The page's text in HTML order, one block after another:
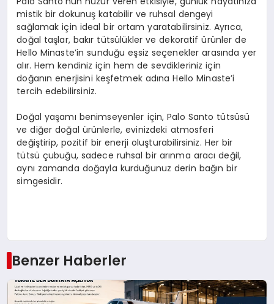
mistik bir dokunuş katabilir ve ruhsal dengeyi
sağlamak için ideal bir ortam yaratabilirsiniz. Ayrıca,
doğal taşlar, bakır tütsülükler ve dekoratif ürünler de
Hello Minaste’in sunduğu eşsiz seçenekler arasında yer
alır. Hem kendiniz için hem de sevdikleriniz için
doğanın enerjisini keşfetmek adına Hello Minaste’i
tercih edebilirsiniz.
Doğal yaşamı benimseyenler için, Palo Santo tütsüsü
ve diğer doğal ürünlerle, evinizdeki atmosferi
değiştirip, pozitif bir enerji oluşturabilirsiniz. Her bir
tütsü çubuğu, sadece ruhsal bir arınma aracı değil,
aynı zamanda doğayla kurduğunuz derin bağın bir
simgesidir.
Benzer Haberler